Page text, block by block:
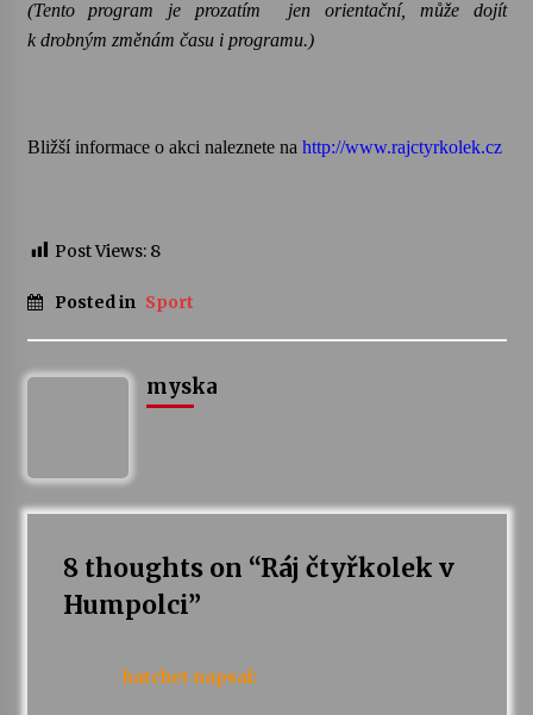
(Tento program je prozatím
jen orientační, může dojít
k drobným změnám času i programu.)
Bližší informace o akci naleznete na http://www.rajctyrkolek.cz
Post Views: 8
Posted in Sport
myska
8 thoughts on “Ráj čtyřkolek v
Humpolci”
hatchet napsal: